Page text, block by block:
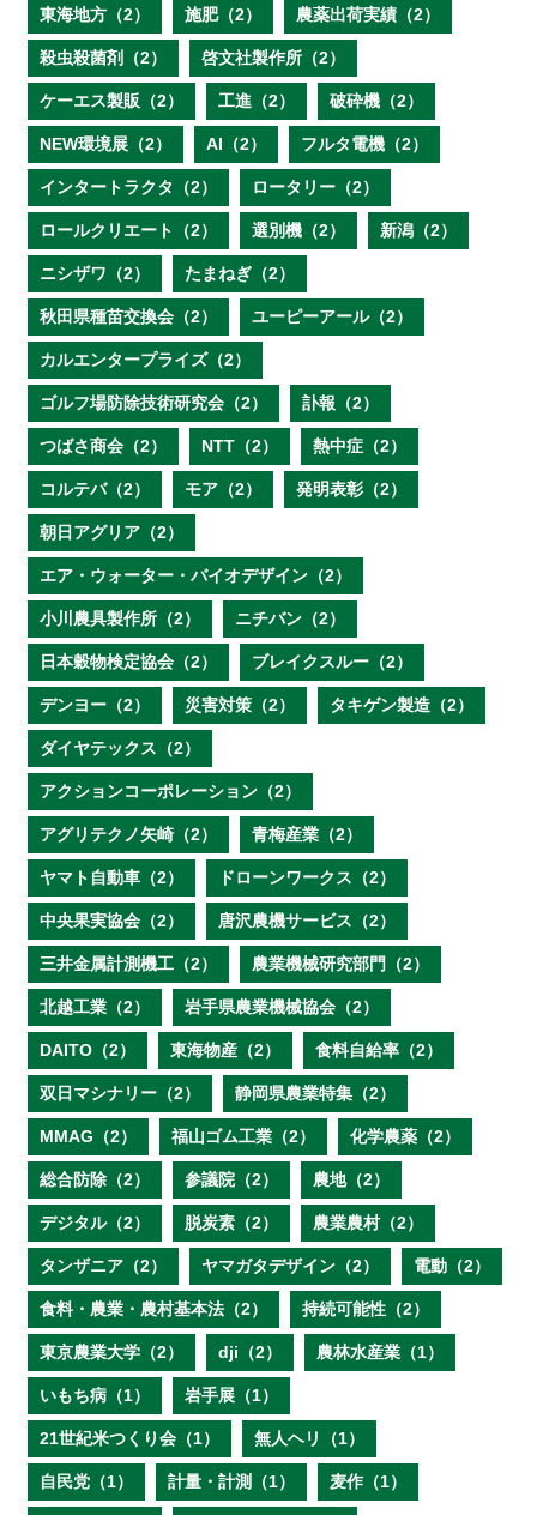
東海地方（2） 施肥（2） 農薬出荷実績（2）
殺虫殺菌剤（2） 啓文社製作所（2）
ケーエス製販（2） 工進（2） 破砕機（2）
NEW環境展（2） AI（2） フルタ電機（2）
インタートラクタ（2） ロータリー（2）
ロールクリエート（2） 選別機（2） 新潟（2）
ニシザワ（2） たまねぎ（2）
秋田県種苗交換会（2） ユーピーアール（2）
カルエンタープライズ（2）
ゴルフ場防除技術研究会（2） 訃報（2）
つばさ商会（2） NTT（2） 熱中症（2）
コルテバ（2） モア（2） 発明表彰（2）
朝日アグリア（2）
エア・ウォーター・バイオデザイン（2）
小川農具製作所（2） ニチバン（2）
日本穀物検定協会（2） ブレイクスルー（2）
デンヨー（2） 災害対策（2） タキゲン製造（2）
ダイヤテックス（2）
アクションコーポレーション（2）
アグリテクノ矢崎（2） 青梅産業（2）
ヤマト自動車（2） ドローンワークス（2）
中央果実協会（2） 唐沢農機サービス（2）
三井金属計測機工（2） 農業機械研究部門（2）
北越工業（2） 岩手県農業機械協会（2）
DAITO（2） 東海物産（2） 食料自給率（2）
双日マシナリー（2） 静岡県農業特集（2）
MMAG（2） 福山ゴム工業（2） 化学農薬（2）
総合防除（2） 参議院（2） 農地（2）
デジタル（2） 脱炭素（2） 農業農村（2）
タンザニア（2） ヤマガタデザイン（2） 電動（2）
食料・農業・農村基本法（2） 持続可能性（2）
東京農業大学（2） dji（2） 農林水産業（1）
いもち病（1） 岩手展（1）
21世紀米つくり会（1） 無人ヘリ（1）
自民党（1） 計量・計測（1） 麦作（1）